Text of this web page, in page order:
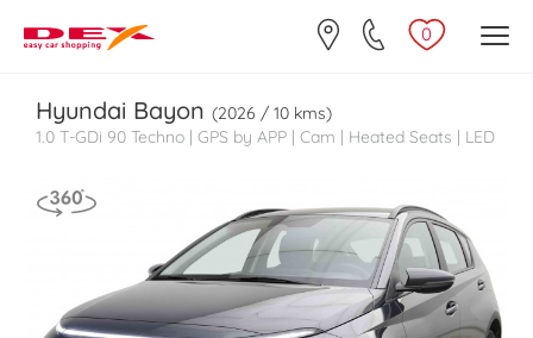
0
Hyundai Bayon (2026 / 10 kms)
1.0 T-GDi 90 Techno | GPS by APP | Cam | Heated Seats | LED